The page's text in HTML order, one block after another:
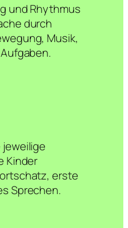
und Rhythmus
durch
Musik,
Kinder
erste
Sprechen.